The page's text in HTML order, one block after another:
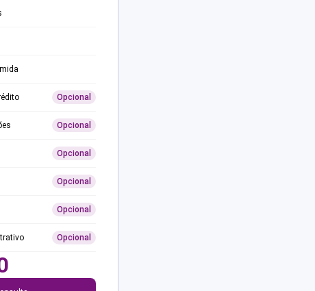
Opcional
Opcional
Opcional
Opcional
Opcional
Opcional